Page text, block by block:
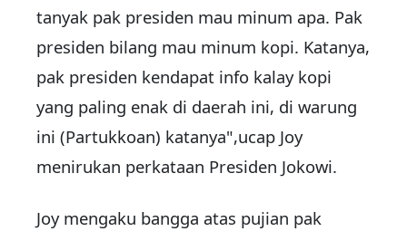
tanyak pak presiden mau minum apa. Pak
presiden bilang mau minum kopi. Katanya,
pak presiden kendapat info kalay kopi
yang paling enak di daerah ini, di warung
ini (Partukkoan) katanya",ucap Joy
menirukan perkataan Presiden Jokowi.
Joy mengaku bangga atas pujian pak